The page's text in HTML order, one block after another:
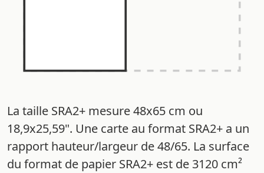
La taille SRA2+ mesure 48x65 cm ou
18,9x25,59". Une carte au format SRA2+ a un
rapport hauteur/largeur de 48/65. La surface
du format de papier SRA2+ est de 3120 cm²